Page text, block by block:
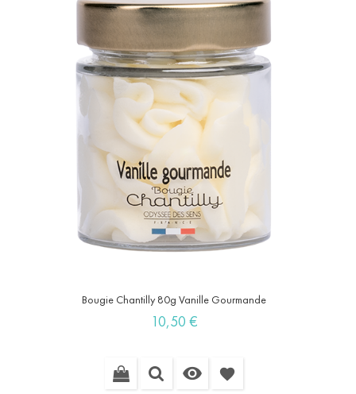
Bougie Chantilly 80g Vanille Gourmande
Prix
10,50 €
 favorite